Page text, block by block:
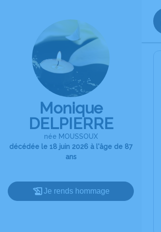
Monique
DELPIERRE
née MOUSSOUX
décédée le 18 juin 2026 à l'âge de 87
ans
Je rends hommage